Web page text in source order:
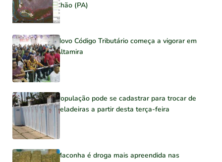
Chão (PA)
Novo Código Tributário começa a vigorar em
Altamira
População pode se cadastrar para trocar de
geladeiras a partir desta terça-feira
Maconha é droga mais apreendida nas